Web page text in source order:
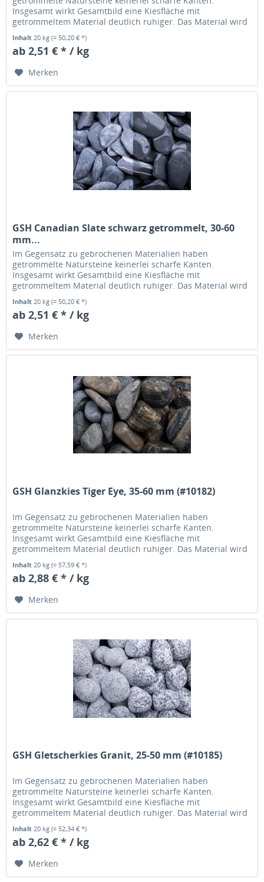
Insgesamt wirkt Gesamtbild eine Kiesfläche mit
getrommeltem Material deutlich ruhiger. Das Material wird
übrigens in einer Trommel solange...
Inhalt20 kg(= 50,20 € *)
ab 2,51 € * / kg
Merken
GSH Canadian Slate schwarz getrommelt, 30-60
mm...
Im Gegensatz zu gebrochenen Materialien haben
getrommelte Natursteine keinerlei scharfe Kanten.
Insgesamt wirkt Gesamtbild eine Kiesfläche mit
getrommeltem Material deutlich ruhiger. Das Material wird
Inhalt 20 kg(= 50,20 € *)
ab 2,51 € * / kg
Merken
GSH Glanzkies Tiger Eye, 35-60 mm (#10182)
Im Gegensatz zu gebrochenen Materialien haben
getrommelte Natursteine keinerlei scharfe Kanten.
Insgesamt wirkt Gesamtbild eine Kiesfläche mit
getrommeltem Material deutlich ruhiger. Das Material wird
übrigens in einer Trommel solange...
Inhalt20 kg(= 57,59 € *)
ab 2,88 € * / kg
Merken
GSH Gletscherkies Granit, 25-50 mm (#10185)
Im Gegensatz zu gebrochenen Materialien haben
getrommelte Natursteine keinerlei scharfe Kanten.
Insgesamt wirkt Gesamtbild eine Kiesfläche mit
getrommeltem Material deutlich ruhiger. Das Material wird
übrigens in einer Trommel solange...
Inhalt20 kg(= 52,34 € *)
ab 2,62 € * / kg
Merken